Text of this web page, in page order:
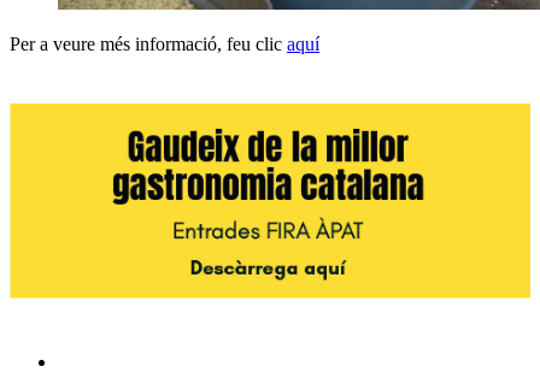
Per a veure més informació, feu clic aquí